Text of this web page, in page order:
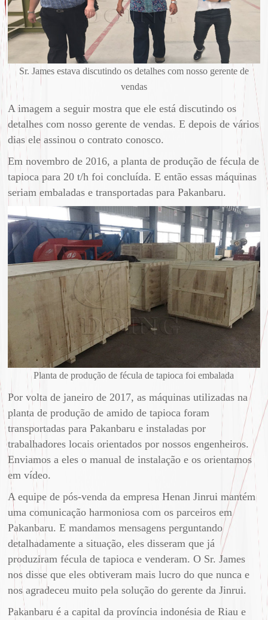
Sr. James estava discutindo os detalhes com nosso gerente de
vendas
A imagem a seguir mostra que ele está discutindo os
detalhes com nosso gerente de vendas. E depois de vários
dias ele assinou o contrato conosco.
Em novembro de 2016, a planta de produção de fécula de
tapioca para 20 t/h foi concluída. E então essas máquinas
seriam embaladas e transportadas para Pakanbaru.
Planta de produção de fécula de tapioca foi embalada
Por volta de janeiro de 2017, as máquinas utilizadas na
planta de produção de amido de tapioca foram
transportadas para Pakanbaru e instaladas por
trabalhadores locais orientados por nossos engenheiros.
Enviamos a eles o manual de instalação e os orientamos
em vídeo.
A equipe de pós-venda da empresa Henan Jinrui mantém
uma comunicação harmoniosa com os parceiros em
Pakanbaru. E mandamos mensagens perguntando
detalhadamente a situação, eles disseram que já
produziram fécula de tapioca e venderam. O Sr. James
nos disse que eles obtiveram mais lucro do que nunca e
nos agradeceu muito pela solução do gerente da Jinrui.
Pakanbaru é a capital da província indonésia de Riau e